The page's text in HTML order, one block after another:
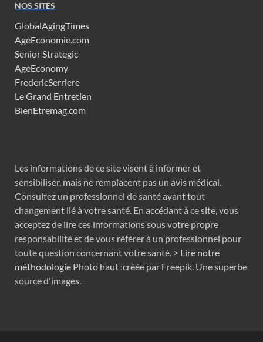
NOS SITES
GlobalAgingTimes
AgeEconomie.com
Senior Strategic
AgeEconomy
FredericSerriere
Le Grand Entretien
BienEtremag.com
Les informations de ce site visent à informer et
sensibiliser, mais ne remplacent pas un avis médical.
Consultez un professionnel de santé avant tout
changement lié à votre santé. En accédant à ce site, vous
acceptez de lire ces informations sous votre propre
responsabilité et de vous référer à un professionnel pour
toute question concernant votre santé. > Lire notre
méthodologie Photo haut :créée par Freepik. Une superbe
source d'images.